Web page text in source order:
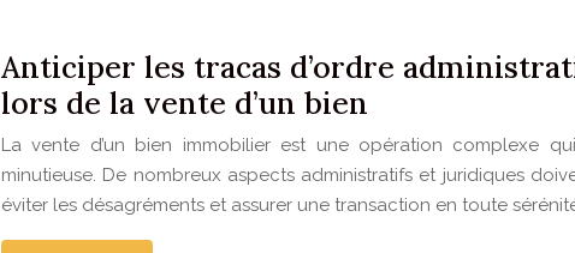
Anticiper les tracas d’ordre
lors de la vente d’un bien
La vente d’un bien immobilier est une opération complexe
minutieuse. De nombreux aspects administratifs et juridiques
éviter les désagréments et assurer une transaction en toute sérénité.